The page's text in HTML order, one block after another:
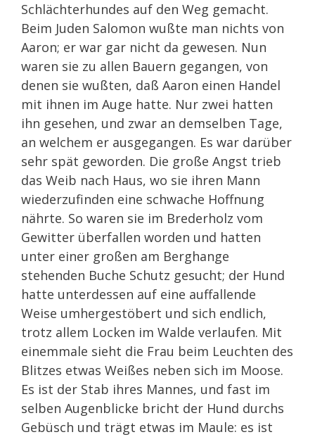
Schlächterhundes auf den Weg gemacht.
Beim Juden Salomon wußte man nichts von
Aaron; er war gar nicht da gewesen. Nun
waren sie zu allen Bauern gegangen, von
denen sie wußten, daß Aaron einen Handel
mit ihnen im Auge hatte. Nur zwei hatten
ihn gesehen, und zwar an demselben Tage,
an welchem er ausgegangen. Es war darüber
sehr spät geworden. Die große Angst trieb
das Weib nach Haus, wo sie ihren Mann
wiederzufinden eine schwache Hoffnung
nährte. So waren sie im Brederholz vom
Gewitter überfallen worden und hatten
unter einer großen am Berghange
stehenden Buche Schutz gesucht; der Hund
hatte unterdessen auf eine auffallende
Weise umhergestöbert und sich endlich,
trotz allem Locken im Walde verlaufen. Mit
einemmale sieht die Frau beim Leuchten des
Blitzes etwas Weißes neben sich im Moose.
Es ist der Stab ihres Mannes, und fast im
selben Augenblicke bricht der Hund durchs
Gebüsch und trägt etwas im Maule: es ist